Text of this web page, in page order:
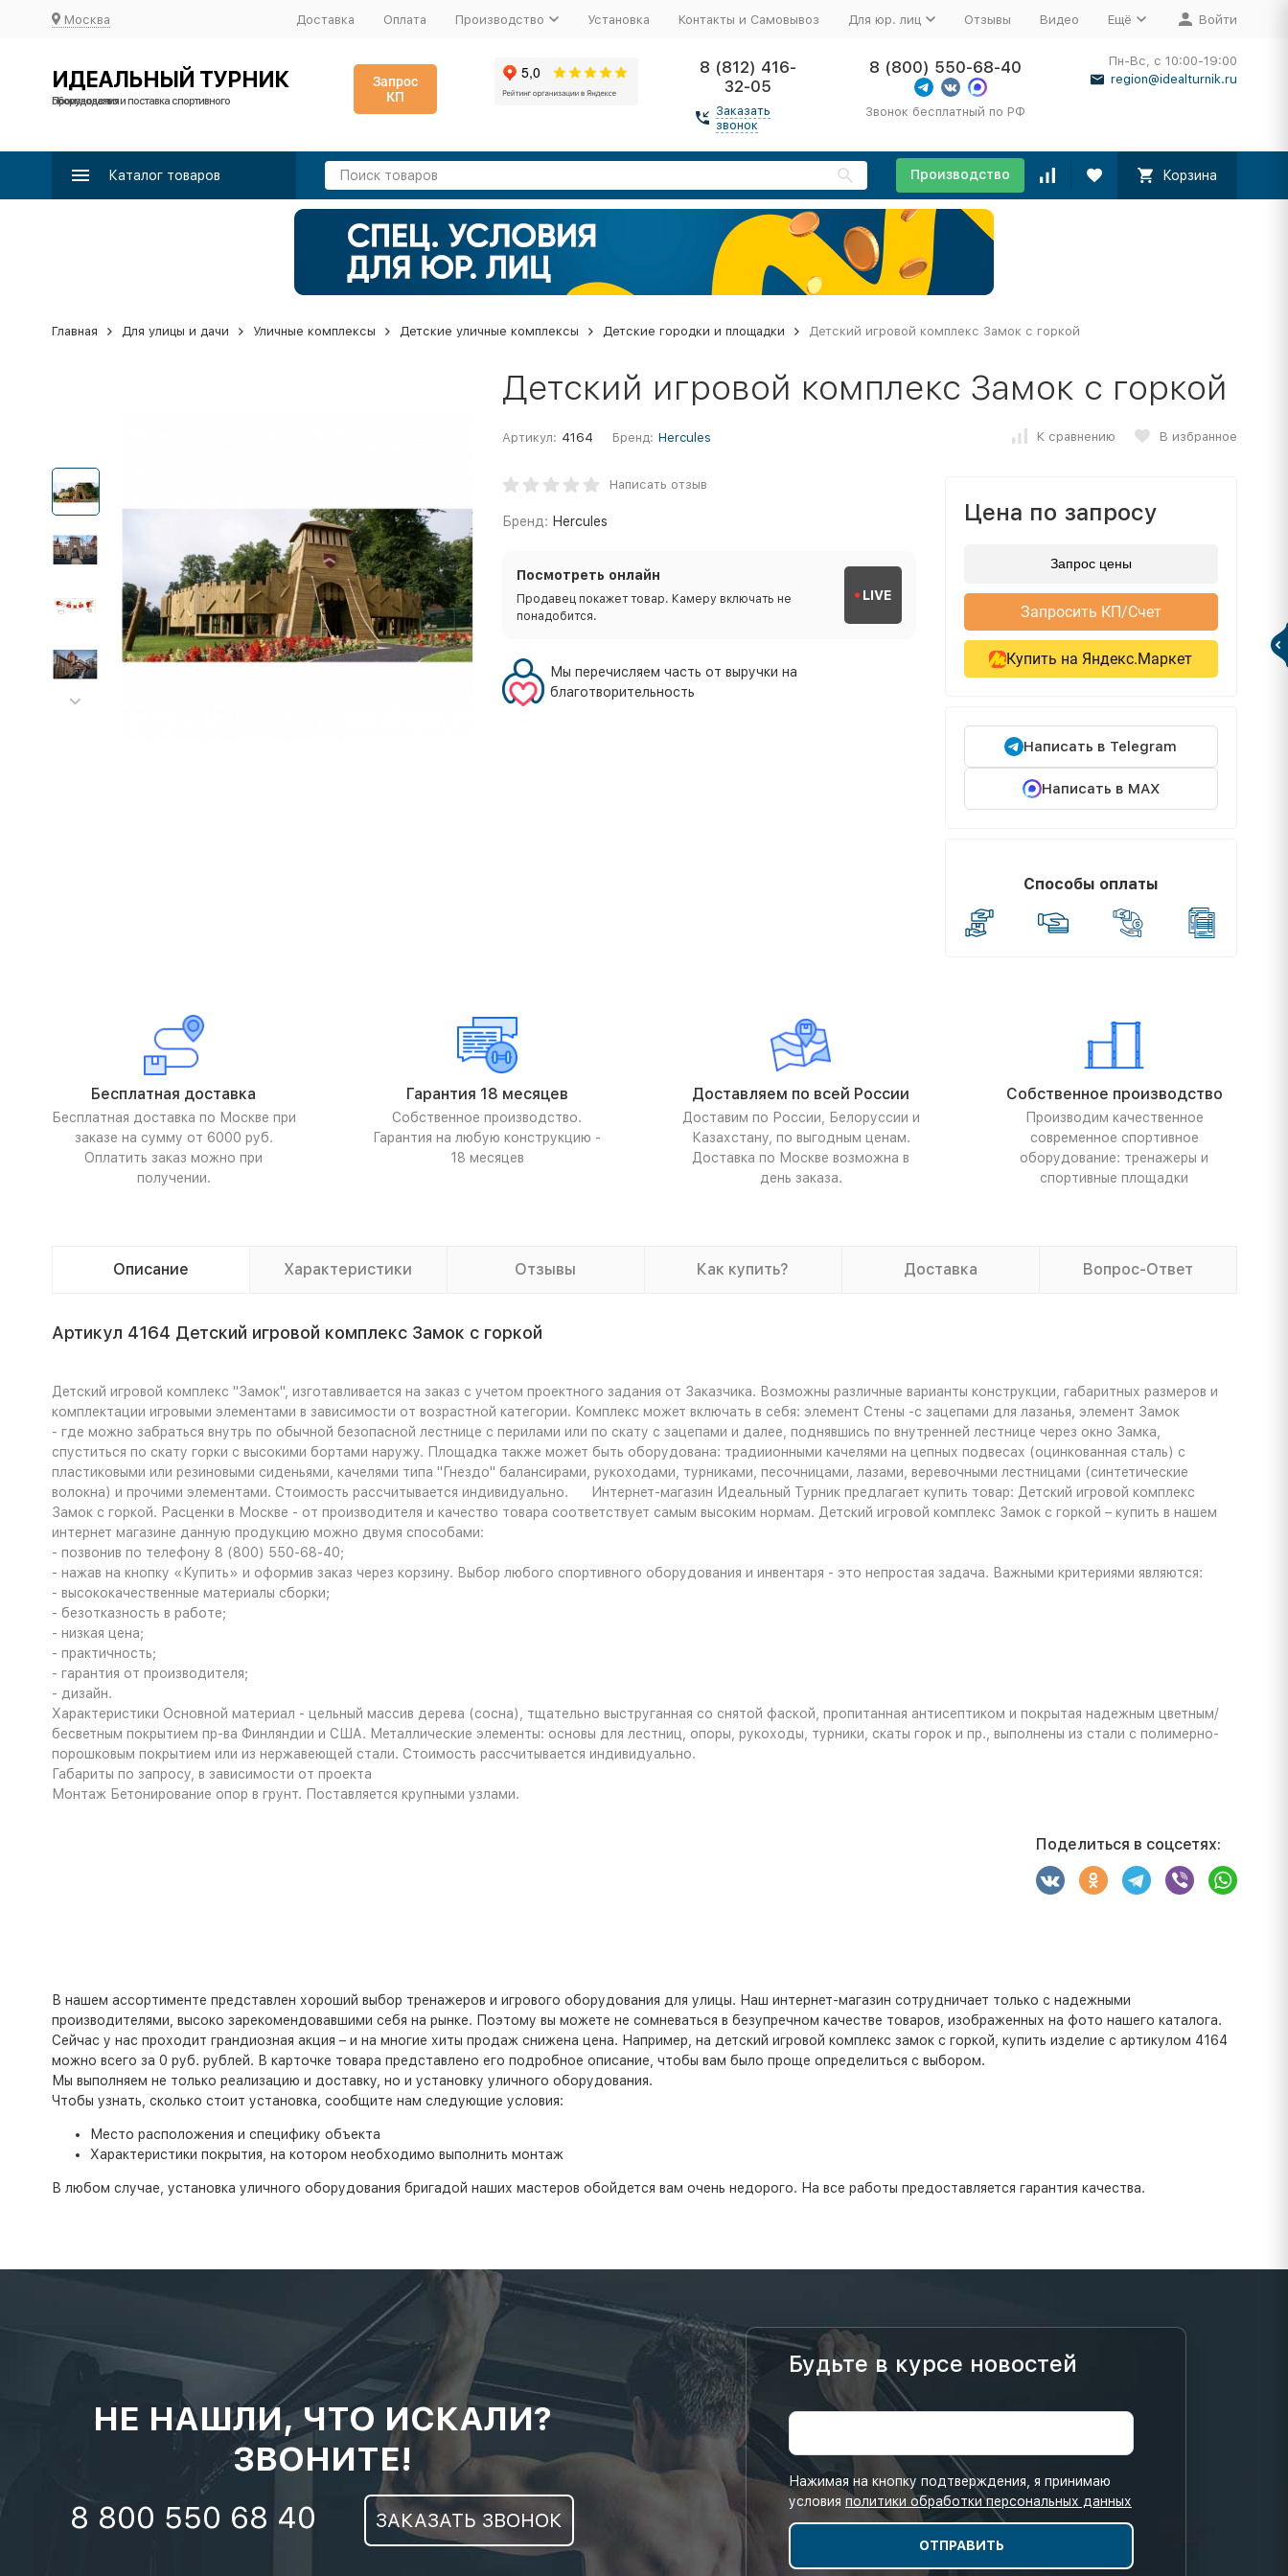
Москва Доставка Оплата Производство Установка Контакты и Самовывоз Для юр. лиц Отзывы Видео Ещё Войти
ИДЕАЛЬНЫЙ ТУРНИК
Производство и поставка спортивного оборудования
Запрос
КП
8 (812) 416-
32-05
Заказать
звонок
8 (800) 550-68-40
Звонок бесплатный по РФ
Пн-Вс, с 10:00-19:00
region@idealturnik.ru
Каталог товаров Производство Корзина
Главная Для улицы и дачи Уличные комплексы Детские уличные комплексы Детские городки и площадки Детский игровой комплекс Замок с горкой
Детский игровой комплекс Замок с горкой
Артикул: 4164 Бренд: Hercules К сравнению В избранное
Написать отзыв
Бренд: Hercules
Посмотреть онлайн
Продавец покажет товар. Камеру включать не
понадобится.
LIVE
Мы перечисляем часть от выручки на
благотворительность
Цена по запросу
Запрос цены
Запросить КП/Счет
Купить на Яндекс.Маркет
Написать в Telegram
Написать в MAX
Способы оплаты
Бесплатная доставка
Бесплатная доставка по Москве при
заказе на сумму от 6000 руб.
Оплатить заказ можно при
получении.
Гарантия 18 месяцев
Собственное производство.
Гарантия на любую конструкцию -
18 месяцев
Доставляем по всей России
Доставим по России, Белоруссии и
Казахстану, по выгодным ценам.
Доставка по Москве возможна в
день заказа.
Собственное производство
Производим качественное
современное спортивное
оборудование: тренажеры и
спортивные площадки
Описание Характеристики Отзывы Как купить? Доставка Вопрос-Ответ
Артикул 4164 Детский игровой комплекс Замок с горкой
Детский игровой комплекс "Замок", изготавливается на заказ с учетом проектного задания от Заказчика. Возможны различные варианты конструкции, габаритных размеров и
комплектации игровыми элементами в зависимости от возрастной категории. Комплекс может включать в себя: элемент Стены -с зацепами для лазанья, элемент Замок
- где можно забраться внутрь по обычной безопасной лестнице с перилами или по скату с зацепами и далее, поднявшись по внутренней лестнице через окно Замка,
спуститься по скату горки с высокими бортами наружу. Площадка также может быть оборудована: традиионными качелями на цепных подвесах (оцинкованная сталь) с
пластиковыми или резиновыми сиденьями, качелями типа "Гнездо" балансирами, рукоходами, турниками, песочницами, лазами, веревочными лестницами (синтетические
волокна) и прочими элементами. Стоимость рассчитывается индивидуально. Интернет-магазин Идеальный Турник предлагает купить товар: Детский игровой комплекс
Замок с горкой. Расценки в Москве - от производителя и качество товара соответствует самым высоким нормам. Детский игровой комплекс Замок с горкой – купить в нашем
интернет магазине данную продукцию можно двумя способами:
- позвонив по телефону 8 (800) 550-68-40;
- нажав на кнопку «Купить» и оформив заказ через корзину. Выбор любого спортивного оборудования и инвентаря - это непростая задача. Важными критериями являются:
- высококачественные материалы сборки;
- безотказность в работе;
- низкая цена;
- практичность;
- гарантия от производителя;
- дизайн.
Характеристики Основной материал - цельный массив дерева (сосна), тщательно выструганная со снятой фаской, пропитанная антисептиком и покрытая надежным цветным/
бесветным покрытием пр-ва Финляндии и США. Металлические элементы: основы для лестниц, опоры, рукоходы, турники, скаты горок и пр., выполнены из стали с полимерно-
порошковым покрытием или из нержавеющей стали. Стоимость рассчитывается индивидуально.
Габариты по запросу, в зависимости от проекта
Монтаж Бетонирование опор в грунт. Поставляется крупными узлами.
Поделиться в соцсетях:
В нашем ассортименте представлен хороший выбор тренажеров и игрового оборудования для улицы. Наш интернет-магазин сотрудничает только с надежными
производителями, высоко зарекомендовавшими себя на рынке. Поэтому вы можете не сомневаться в безупречном качестве товаров, изображенных на фото нашего каталога.
Сейчас у нас проходит грандиозная акция – и на многие хиты продаж снижена цена. Например, на детский игровой комплекс замок с горкой, купить изделие с артикулом 4164
можно всего за 0 руб. рублей. В карточке товара представлено его подробное описание, чтобы вам было проще определиться с выбором.
Мы выполняем не только реализацию и доставку, но и установку уличного оборудования.
Чтобы узнать, сколько стоит установка, сообщите нам следующие условия:
Место расположения и специфику объекта
Характеристики покрытия, на котором необходимо выполнить монтаж
В любом случае, установка уличного оборудования бригадой наших мастеров обойдется вам очень недорого. На все работы предоставляется гарантия качества.
НЕ НАШЛИ, ЧТО ИСКАЛИ?
ЗВОНИТЕ!
8 800 550 68 40 ЗАКАЗАТЬ ЗВОНОК
Будьте в курсе новостей
Нажимая на кнопку подтверждения, я принимаю
условия политики обработки персональных данных